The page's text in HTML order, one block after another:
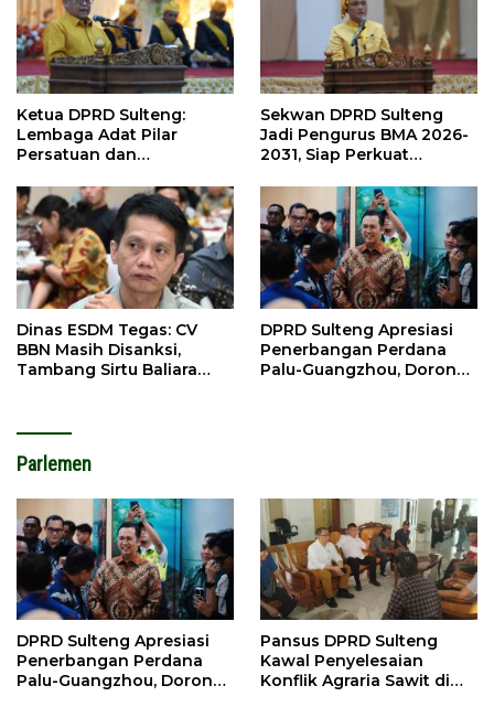
Ketua DPRD Sulteng:
Lembaga Adat Pilar
Persatuan dan
Sekwan DPRD Sulteng
Jadi Pengurus BMA 2026-
2031, Siap Perkuat
Dinas ESDM Tegas: CV
BBN Masih Disanksi,
Tambang Sirtu Baliara
DPRD Sulteng Apresiasi
Penerbangan Perdana
Palu-Guangzhou, Dorong
Parlemen
DPRD Sulteng Apresiasi
Penerbangan Perdana
Palu-Guangzhou, Dorong
Pansus DPRD Sulteng
Kawal Penyelesaian
Konflik Agraria Sawit di